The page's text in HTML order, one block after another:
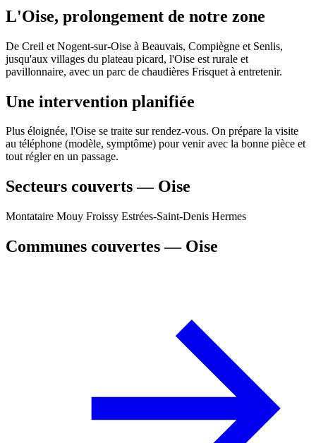
L'Oise, prolongement de notre zone
De Creil et Nogent-sur-Oise à Beauvais, Compiègne et Senlis,
jusqu'aux villages du plateau picard, l'Oise est rurale et
pavillonnaire, avec un parc de chaudières Frisquet à entretenir.
Une intervention planifiée
Plus éloignée, l'Oise se traite sur rendez-vous. On prépare la visite
au téléphone (modèle, symptôme) pour venir avec la bonne pièce et
tout régler en un passage.
Secteurs couverts — Oise
Montataire Mouy Froissy Estrées-Saint-Denis Hermes
Communes couvertes — Oise